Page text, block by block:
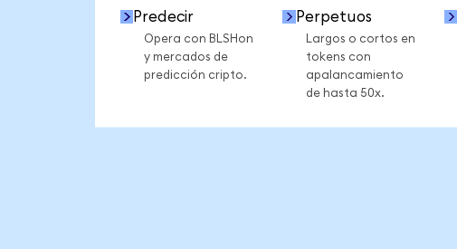
Predecir
Opera con BLSHon
y mercados de
predicción cripto.
Perpetuos
Largos o cortos en
tokens con
apalancamiento
de hasta 50x.